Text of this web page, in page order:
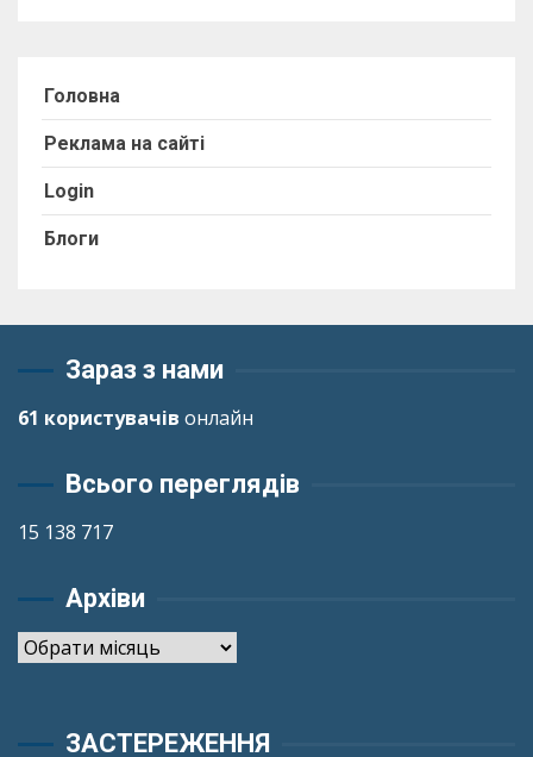
Головна
Реклама на сайті
Login
Блоги
Зараз з нами
61 користувачів онлайн
Всього переглядів
15 138 717
Архіви
Архіви
ЗАСТЕРЕЖЕННЯ